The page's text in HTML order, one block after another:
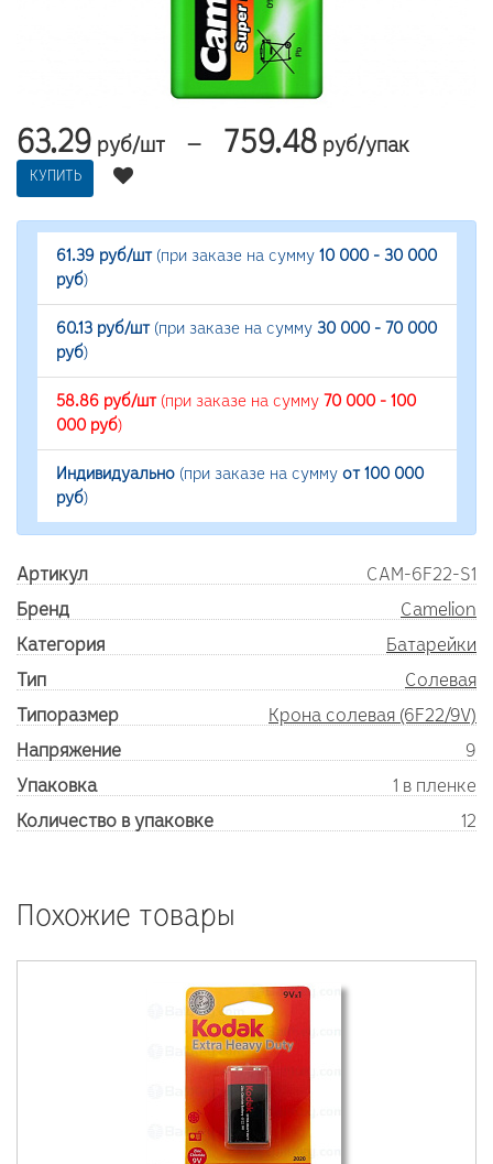
63.29 руб/шт — 759.48 руб/упак
КУПИТЬ
61.39 руб/шт(при заказе на сумму 10 000 - 30 000
руб)
60.13 руб/шт(при заказе на сумму 30 000 - 70 000
руб)
58.86 руб/шт(при заказе на сумму 70 000 - 100
000 руб)
Индивидуально (при заказе на сумму от 100 000
руб)
Артикул
CAM-6F22-S1
Бренд
Camelion
Категория
Батарейки
Тип
Солевая
Типоразмер
Крона солевая (6F22/9V)
Напряжение
9
Упаковка
1 в пленке
Количество в упаковке
12
Похожие товары